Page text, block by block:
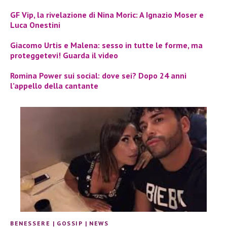
GF Vip, la rivelazione di Nina Moric: A Ignazio Moser e
Luca Onestini
Giacomo Urtis e Malena: sesso in tutte le forme, ma
proteggetevi! Guarda il video
Romina Power sui social: dove sei? Dopo 24 anni
l’appello della cantante
BENESSERE | GOSSIP | NEWS